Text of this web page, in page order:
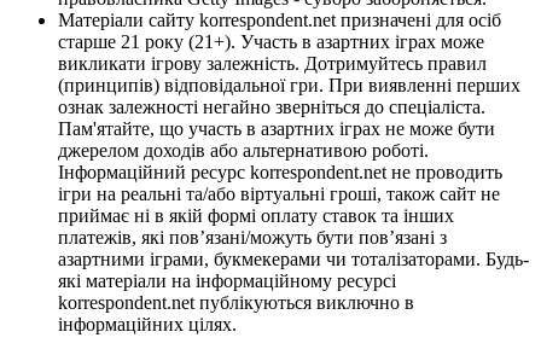
Матеріали сайту korrespondent.net призначені для осіб
старше 21 року (21+). Участь в азартних іграх може
викликати ігрову залежність. Дотримуйтесь правил
(принципів) відповідальної гри. При виявленні перших
ознак залежності негайно зверніться до спеціаліста.
Пам'ятайте, що участь в азартних іграх не може бути
джерелом доходів або альтернативою роботі.
Інформаційний ресурс korrespondent.net не проводить
ігри на реальні та/або віртуальні гроші, також сайт не
приймає ні в якій формі оплату ставок та інших
платежів, які пов’язані/можуть бути пов’язані з
азартними іграми, букмекерами чи тоталізаторами. Будь-
які матеріали на інформаційному ресурсі
korrespondent.net публікуються виключно в
інформаційних цілях.